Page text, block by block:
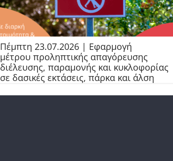
Πέμπτη 23.07.2026 | Εφαρμογή
μέτρου προληπτικής απαγόρευσης
διέλευσης, παραμονής και κυκλοφορίας
σε δασικές εκτάσεις, πάρκα και άλση